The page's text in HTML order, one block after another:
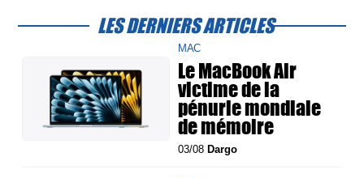
LES DERNIERS ARTICLES
MAC
Le MacBook Air
victime de la
pénurie mondiale
de mémoire
03/08 Dargo